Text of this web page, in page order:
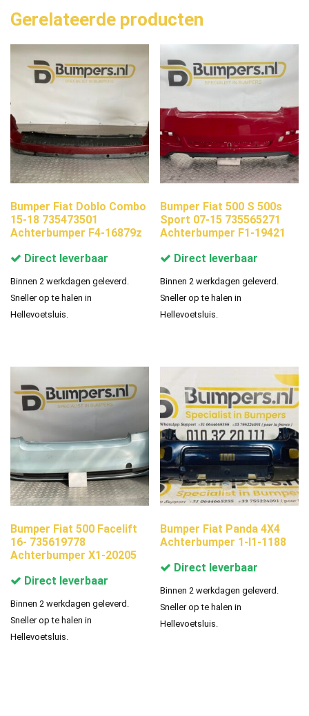
Gerelateerde producten
Bumper Fiat Doblo Combo
15-18 735473501
Achterbumper F4-16879z
Direct leverbaar
Binnen 2 werkdagen geleverd.
Sneller op te halen in
Hellevoetsluis.
Bumper Fiat 500 S 500s
Sport 07-15 735565271
Achterbumper F1-19421
Direct leverbaar
Binnen 2 werkdagen geleverd.
Sneller op te halen in
Hellevoetsluis.
Bumper Fiat 500 Facelift
16- 735619778
Achterbumper X1-20205
Direct leverbaar
Binnen 2 werkdagen geleverd.
Sneller op te halen in
Hellevoetsluis.
Bumper Fiat Panda 4X4
Achterbumper 1-I1-1188
Direct leverbaar
Binnen 2 werkdagen geleverd.
Sneller op te halen in
Hellevoetsluis.